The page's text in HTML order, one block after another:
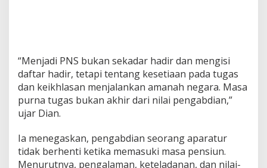
“Menjadi PNS bukan sekadar hadir dan mengisi
daftar hadir, tetapi tentang kesetiaan pada tugas
dan keikhlasan menjalankan amanah negara. Masa
purna tugas bukan akhir dari nilai pengabdian,”
ujar Dian.
Ia menegaskan, pengabdian seorang aparatur
tidak berhenti ketika memasuki masa pensiun.
Menurutnya, pengalaman, keteladanan, dan nilai-